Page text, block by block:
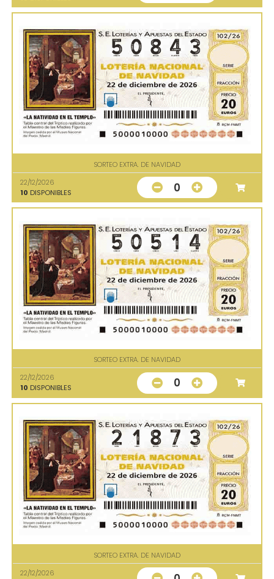
SORTEO EXTRA. DE NAVIDAD
22/12/2026
10 DISPONIBLES 0
SORTEO EXTRA. DE NAVIDAD
22/12/2026
10 DISPONIBLES 0
SORTEO EXTRA. DE NAVIDAD
22/12/2026